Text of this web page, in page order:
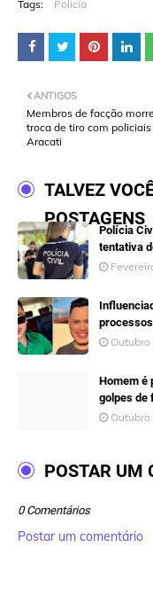
Tags: Policia
ANTIGOS
Membros de facção
troca de tiro com policiais
Aracati
TALVEZ
POSTAGENS
Polícia
tentativa
Homem é
golpes de
POSTAR UM
0 Comentários
Postar um comentário